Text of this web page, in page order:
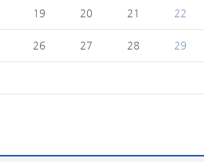
19 20 21 22
26 27 28 29